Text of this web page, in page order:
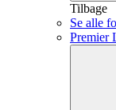
Tilbage
Se alle
Premier